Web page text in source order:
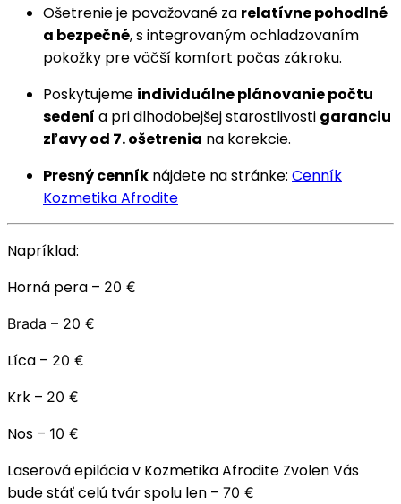
Ošetrenie je považované za relatívne pohodlné
a bezpečné, s integrovaným ochladzovaním
pokožky pre väčší komfort počas zákroku.
Poskytujeme individuálne plánovanie počtu
sedení a pri dlhodobejšej starostlivosti garanciu
zľavy od 7. ošetrenia na korekcie.
Presný cenník nájdete na stránke: Cenník
Kozmetika Afrodite
Napríklad:
Horná pera – 20 €
Brada – 20 €
Líca – 20 €
Krk – 20 €
Nos – 10 €
Laserová epilácia v Kozmetika Afrodite Zvolen Vás
bude stáť celú tvár spolu len – 70 €